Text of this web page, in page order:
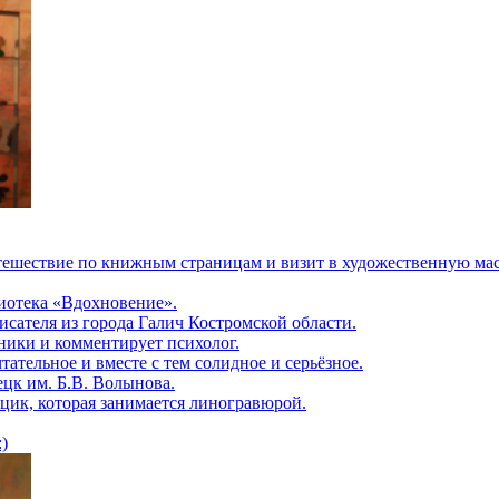
по книжным страницам и визит в художественную
«Вдохновение».
из города Галич Костромской области.
и комментирует психолог.
и вместе с тем солидное и серьёзное.
им. Б.В. Волынова.
которая занимается линогравюрой.